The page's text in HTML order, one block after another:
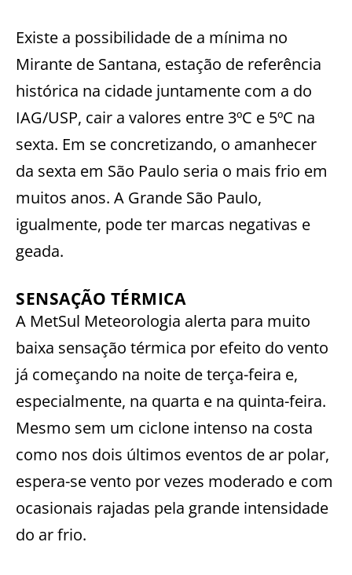
Existe a possibilidade de a mínima no
Mirante de Santana, estação de referência
histórica na cidade juntamente com a do
IAG/USP, cair a valores entre 3ºC e 5ºC na
sexta. Em se concretizando, o amanhecer
da sexta em São Paulo seria o mais frio em
muitos anos. A Grande São Paulo,
igualmente, pode ter marcas negativas e
geada.
SENSAÇÃO TÉRMICA
A MetSul Meteorologia alerta para muito
baixa sensação térmica por efeito do vento
já começando na noite de terça-feira e,
especialmente, na quarta e na quinta-feira.
Mesmo sem um ciclone intenso na costa
como nos dois últimos eventos de ar polar,
espera-se vento por vezes moderado e com
ocasionais rajadas pela grande intensidade
do ar frio.